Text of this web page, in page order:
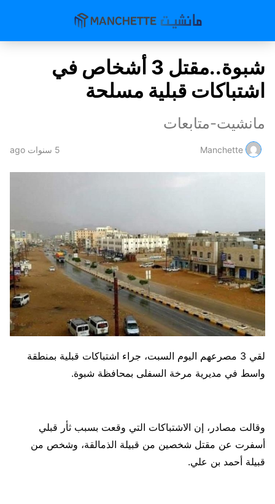
شبوة..مقتل 3 أشخاص في
اشتباكات قبلية مسلحة
مانشيت-متابعات
Manchette 5 سنوات ago
لقي 3 مصرعهم اليوم السبت، جراء اشتباكات قبلية بمنطقة
واسط في مديرية مرخة السفلى بمحافظة شبوة.
وقالت مصادر، إن الاشتباكات التي وقعت بسبب ثأر قبلي
أسفرت عن مقتل شخصين من قبيلة الذمالقة، وشخص من
قبيلة أحمد بن علي.